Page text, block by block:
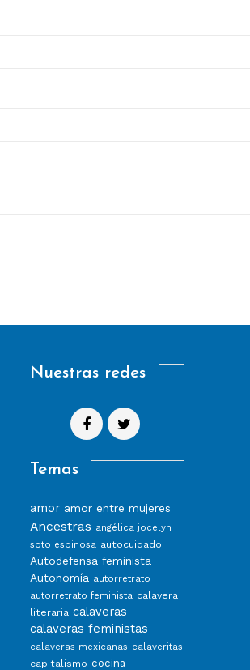
Nuestras redes
Temas
amor amor entre mujeres
Ancestras angélica jocelyn
soto espinosa autocuidado
Autodefensa feminista
Autonomía autorretrato
autorretrato feminista calavera
literaria calaveras
calaveras feministas
calaveras mexicanas calaveritas
capitalismo cocina